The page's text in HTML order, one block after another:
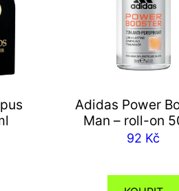
Adidas Power
Man – roll-on
92 Kč